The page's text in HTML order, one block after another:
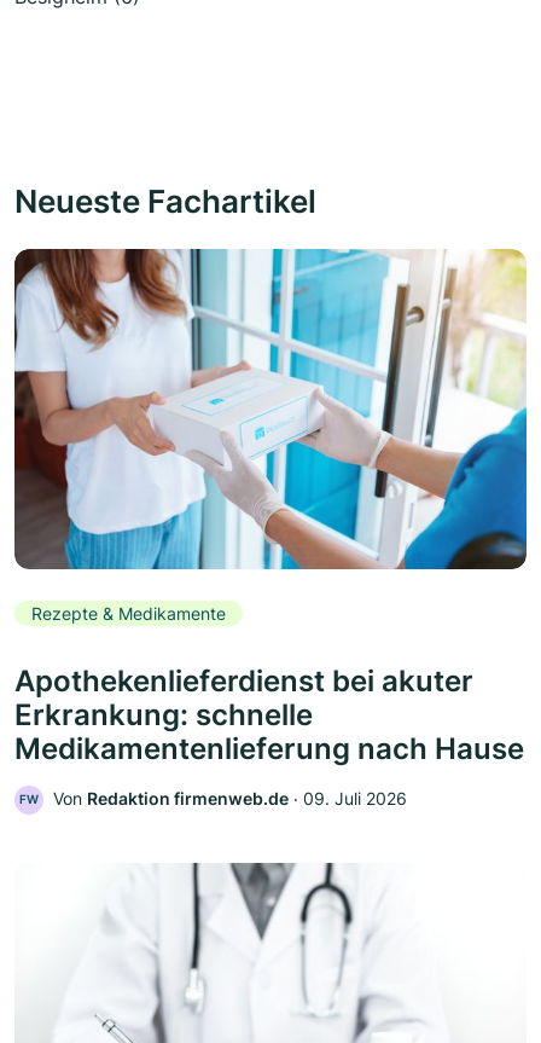
Neueste Fachartikel
Rezepte & Medikamente
Apothekenlieferdienst bei akuter
Erkrankung: schnelle
Medikamentenlieferung nach Hause
FW Von Redaktion firmenweb.de ‧ 09. Juli 2026